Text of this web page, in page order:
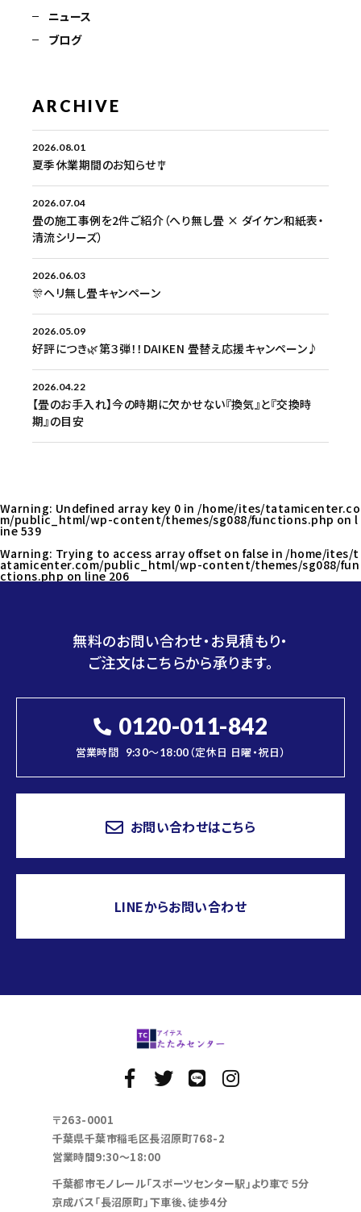
ニュース
ブログ
ARCHIVE
2026.08.01
夏季休業期間のお知らせ🎐
2026.07.04
畳の施工事例を2件ご紹介（へり無し畳 × ダイケン和紙表・
清流シリーズ）
2026.06.03
🎊ヘリ無し畳キャンペーン
2026.05.09
好評につき🌿第３弾！！DAIKEN 畳替え応援キャンペーン♪
2026.04.22
【畳のお手入れ】今の時期に欠かせない『換気』と『交換時
期』の目安
Warning: Undefined array key 0 in /home/ites/tatamicenter.co
m/public_html/wp-content/themes/sg088/functions.php on l
ine 539
Warning: Trying to access array offset on false in /home/ites/t
atamicenter.com/public_html/wp-content/themes/sg088/fun
ctions.php on line 206
無料のお問い合わせ・お見積もり・
ご注文はこちらから承ります。
0120-011-842
営業時間 9:30～18:00（定休日 日曜・祝日）
お問い合わせはこちら
LINEからお問い合わせ
〒263-0001
千葉県千葉市稲毛区長沼原町768-2
営業時間9:30～18:00
千葉都市モノレール「スポーツセンター駅」より車で５分
京成バス「長沼原町」下車後、徒歩4分